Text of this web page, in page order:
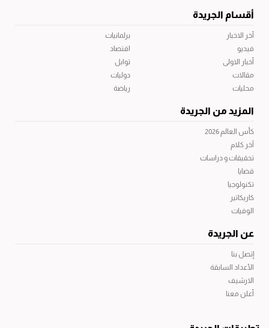
أقسام الجريدة
آخر الاخبار
فيديو
أخبار الاولى
مقالات
محليات
برلمانيات
اقتصاد
توابل
دوليات
رياضة
المزيد من الجريدة
كأس العالم 2026
آخر كلام
تحقيقات و دراسات
قضايا
تكنولوجيا
كاريكاتير
الوفيات
عن الجريدة
إتصل بنا
الأعداد السابقة
الارشيف
أعلن معنا